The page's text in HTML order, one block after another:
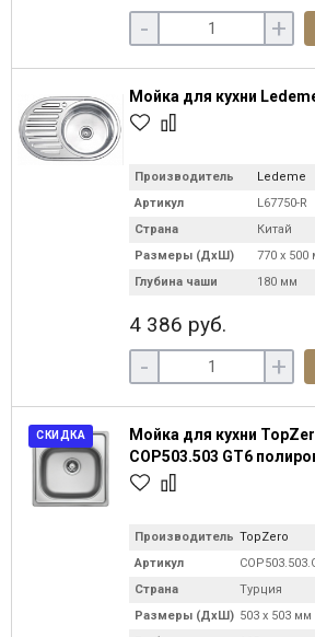
- +
Мойка для кухни
Производитель
Ledeme
Артикул
L67750-R
Страна
Китай
Размеры (ДхШ)
770 х 500
Глубина чаши
180 мм
4 386 руб.
- +
СКИДКА
Мойка для кухни
COP503.503 GT6
Производитель TopZero
Артикул
Страна
Турция
Размеры (ДхШ) 503 х 503 мм